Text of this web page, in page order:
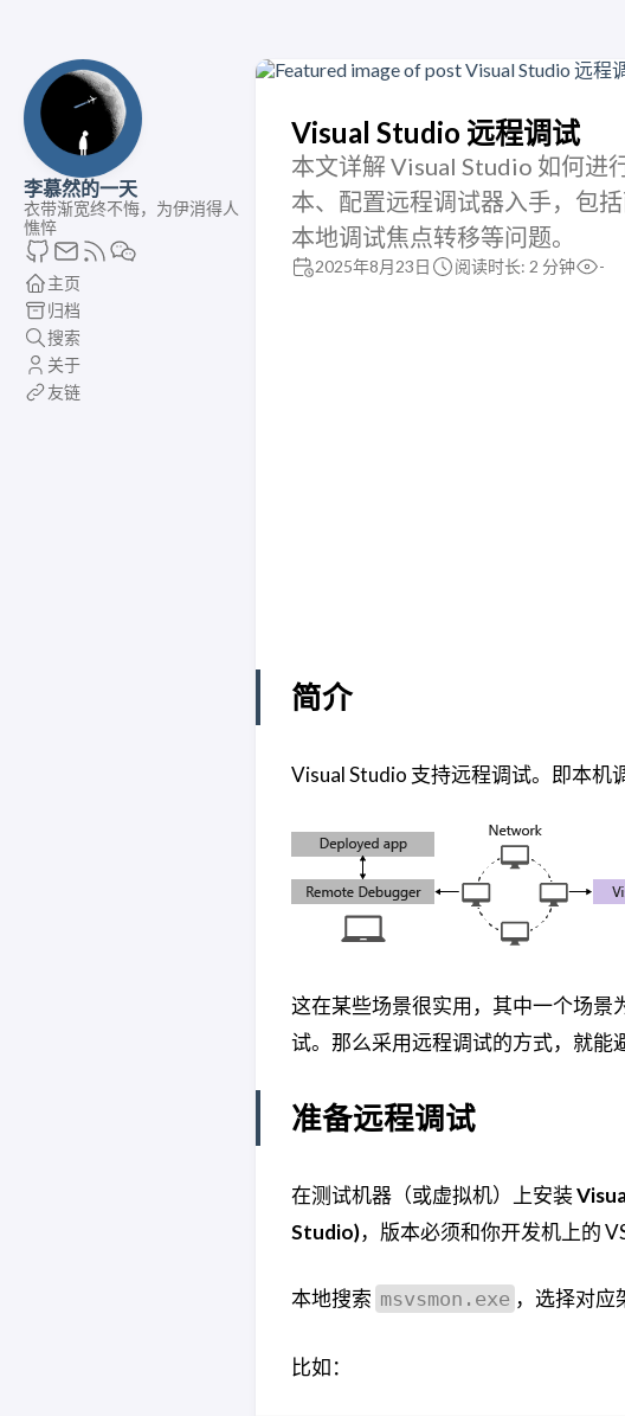
李慕然的一天
衣带渐宽终不悔，为伊消得人
憔悴
主页
归档
搜索
关于
友链
Visual Studio 远程调试
本文详解 Visual Studio 如何进
本、配置远程调试器入手，包
本地调试焦点转移等问题。
2025年8月23日 阅读时长: 2 分钟 -
简介
Visual Studio 支持远程调试。即本机
这在某些场景很实用，其中一个场景
试。那么采用远程调试的方式，就能
准备远程调试
在测试机器（或虚拟机）上安装
Studio)，版本必须和你开发机上的
本地搜索 msvsmon.exe ，选择对应
比如：